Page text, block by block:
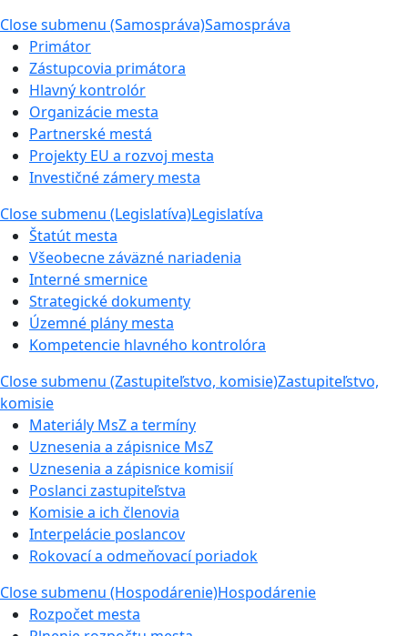
Close submenu (Samospráva)Samospráva
Primátor
Zástupcovia primátora
Hlavný kontrolór
Organizácie mesta
Partnerské mestá
Projekty EU a rozvoj mesta
Investičné zámery mesta
Close submenu (Legislatíva)Legislatíva
Štatút mesta
Všeobecne záväzné nariadenia
Interné smernice
Strategické dokumenty
Územné plány mesta
Kompetencie hlavného kontrolóra
Close submenu (Zastupiteľstvo, komisie)Zastupiteľstvo,
komisie
Materiály MsZ a termíny
Uznesenia a zápisnice MsZ
Uznesenia a zápisnice komisií
Poslanci zastupiteľstva
Komisie a ich členovia
Interpelácie poslancov
Rokovací a odmeňovací poriadok
Close submenu (Hospodárenie)Hospodárenie
Rozpočet mesta